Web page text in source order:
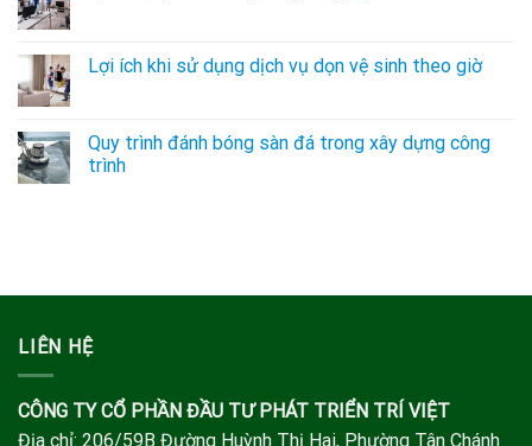
Lợi ích khi sử dụng dịch vụ dọn vệ sinh theo giờ
Quy trình đánh bóng sàn đá trong xây dựng công
trình
LIÊN HỆ
CÔNG TY CỔ PHẦN ĐẦU TƯ PHÁT TRIỂN TRÍ VIỆT
Địa chỉ: 206/59B Đường Huỳnh Thị Hai, Phường Tân Chánh